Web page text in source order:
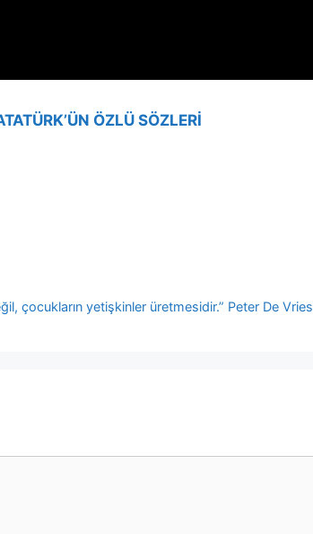
ÖZLÜ SÖZLERİ
çocukların yetişkinler üretmesidir.” Peter De Vries